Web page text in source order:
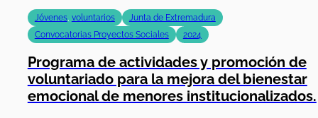
Jóvenes, voluntarios
Junta de Extremadura
Convocatorias Proyectos Sociales
2024
Programa de actividades y promoción de
voluntariado para la mejora del bienestar
emocional de menores institucionalizados.